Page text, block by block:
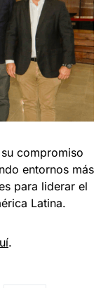
compromiso
entornos más
para liderar el
Latina.
.